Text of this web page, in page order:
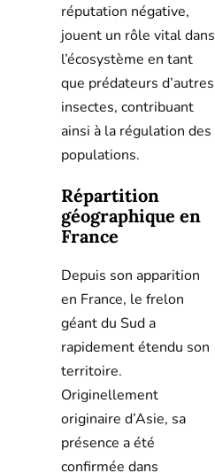
réputation négative,
jouent un rôle vital dans
l’écosystème en tant
que prédateurs d’autres
insectes, contribuant
ainsi à la régulation des
populations.
Répartition
géographique en
France
Depuis son apparition
en France, le frelon
géant du Sud a
rapidement étendu son
territoire.
Originellement
originaire d’Asie, sa
présence a été
confirmée dans